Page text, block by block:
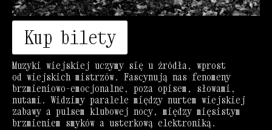
Kup bilety
Muzyki wiejskiej uczymy się u źródła, wprost
od wiejskich mistrzów. Fascynują nas fenomeny
brzmieniowo-emocjonalne, poza opisem, słowami,
nutami. Widzimy paralele między nurtem wiejskiej
zabawy a pulsem klubowej nocy, między mięsistym
brzmieniem smyków a usterkową elektroniką.